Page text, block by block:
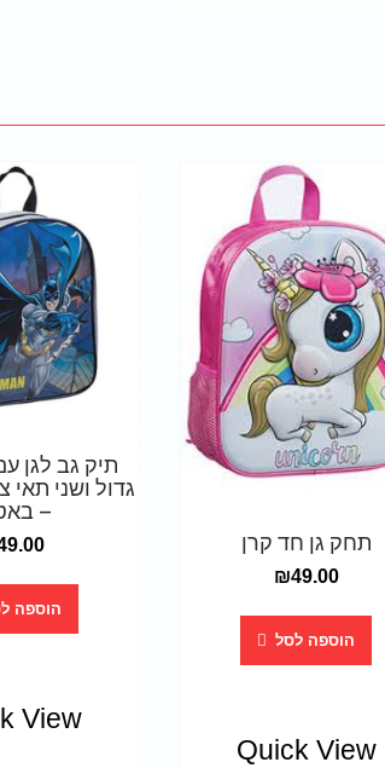
תחק גן חד קרן
₪49.00
הוספה לסל
Quick View
תיק גב לגן
גדול ושני
–
הוספה
View